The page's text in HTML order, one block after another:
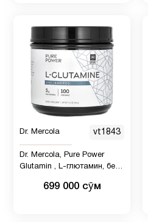
Детская
омега 3
, Рыбий
жир
1
Детское
1
Детям 10
Dr. Mercola vt1843
Dr. Mercola, Pure Power
Glutamin , L-глютамин, без
699 000 сӯм